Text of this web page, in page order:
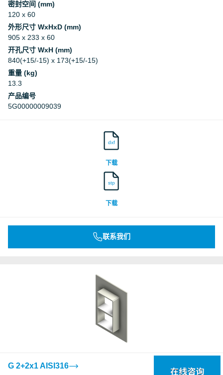
密封空间 (mm)
120 x 60
外形尺寸 WxHxD (mm)
905 x 233 x 60
开孔尺寸 WxH (mm)
840(+15/-15) x 173(+15/-15)
重量 (kg)
13.3
产品编号
5G00000009039
dxf
下载
stp
下载
联系我们
G 2+2x1 AISI316